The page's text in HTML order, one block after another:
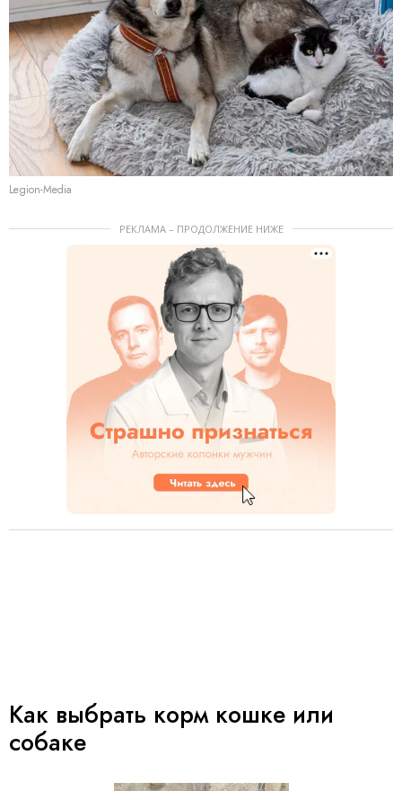
Legion-Media
РЕКЛАМА – ПРОДОЛЖЕНИЕ НИЖЕ
Как выбрать корм кошке или
собаке